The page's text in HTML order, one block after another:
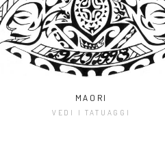
MAORI
VEDI I TATUAGGI